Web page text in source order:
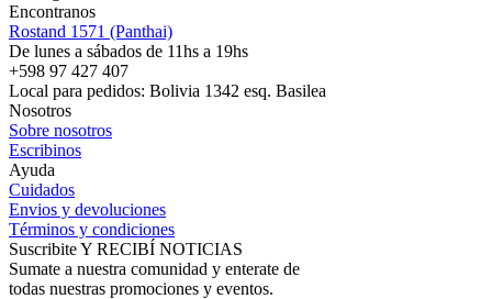
Encontranos
Rostand 1571 (Panthai)
De lunes a sábados de 11hs a 19hs
+598 97 427 407
Local para pedidos: Bolivia 1342 esq. Basilea
Nosotros
Sobre nosotros
Escribinos
Ayuda
Cuidados
Envios y devoluciones
Términos y condiciones
Suscribite Y RECIBÍ NOTICIAS
Sumate a nuestra comunidad y enterate de
todas nuestras promociones y eventos.